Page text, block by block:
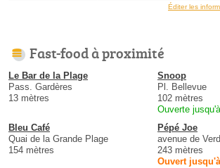
Éditer les
Fast-food à proximité
Le Bar de la Plage
Pass. Gardères
13 mètres
Snoop
Pl. Bellevue
102 mètres
Ouverte
Bleu Café
Quai de la Grande Plage
154 mètres
Pépé Joe
avenue de
243 mètres
Ouvert